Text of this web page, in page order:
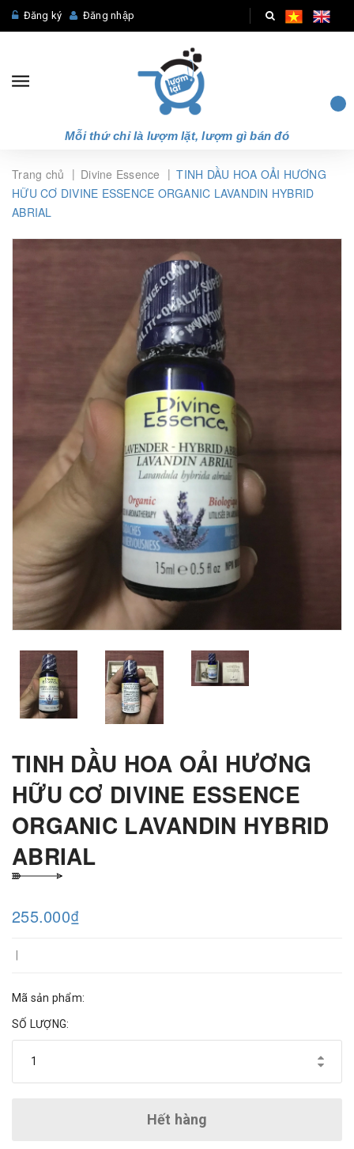
Đăng ký Đăng nhập
Mỗi thứ chỉ là lượm lặt, lượm gì bán đó
Trang chủ | Divine Essence | TINH DẦU HOA OẢI HƯƠNG
HỮU CƠ DIVINE ESSENCE ORGANIC LAVANDIN HYBRID
ABRIAL
TINH DẦU HOA OẢI HƯƠNG
HỮU CƠ DIVINE ESSENCE
ORGANIC LAVANDIN HYBRID
ABRIAL
255.000₫
Mã sản phẩm:
SỐ LƯỢNG:
Hết hàng